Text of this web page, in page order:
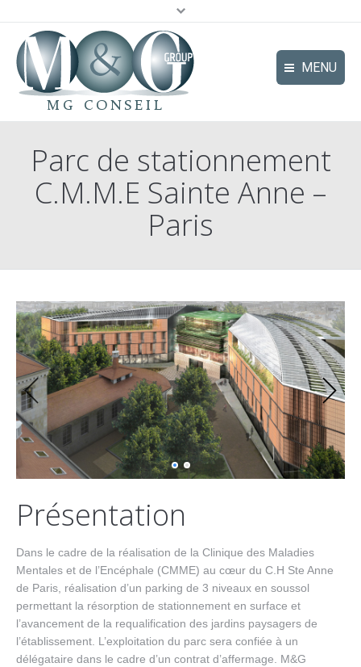
MENU
Le Groupe
Pôles d’expertise
Secteurs d’activité | secteurs
Références
Parc de stationnement
C.M.M.E Sainte Anne –
Paris
Présentation
Dans le cadre de la réalisation de la Clinique des Maladies
Mentales et de l’Encéphale (CMME) au cœur du C.H Ste Anne
de Paris, réalisation d’un parking de 3 niveaux en soussol
permettant la résorption de stationnement en surface et
l’avancement de la requalification des jardins paysagers de
l’établissement. L’exploitation du parc sera confiée à un
délégataire dans le cadre d’un contrat d’affermage. M&G